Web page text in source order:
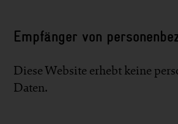
Empfänger von
Diese Website erhebt keine
Daten.